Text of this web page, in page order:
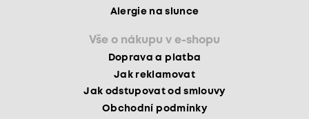
Alergie na slunce
Vše o nákupu v e-shopu
Doprava a platba
Jak reklamovat
Jak odstupovat od smlouvy
Obchodní podmínky